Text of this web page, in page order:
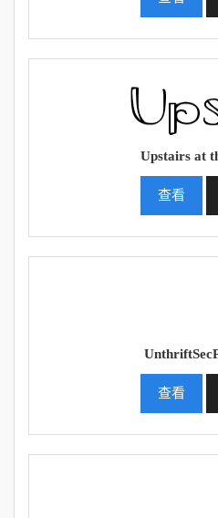
Upstairs at
查看
查看